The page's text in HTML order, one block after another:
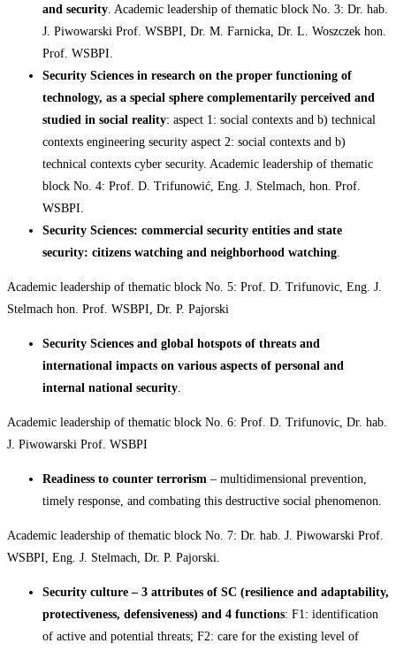
and security. Academic leadership of thematic block No. 3: Dr. hab.
J. Piwowarski Prof. WSBPI, Dr. M. Farnicka, Dr. L. Woszczek hon.
Prof. WSBPI.
Security Sciences in research on the proper functioning of
technology, as a special sphere complementarily perceived and
studied in social reality: aspect 1: social contexts and b) technical
contexts engineering security aspect 2: social contexts and b)
technical contexts cyber security. Academic leadership of thematic
block No. 4: Prof. D. Trifunowić, Eng. J. Stelmach, hon. Prof.
WSBPI.
Security Sciences: commercial security entities and state
security: citizens watching and neighborhood watching.
Academic leadership of thematic block No. 5: Prof. D. Trifunovic, Eng. J.
Stelmach hon. Prof. WSBPI, Dr. P. Pajorski
Security Sciences and global hotspots of threats and
international impacts on various aspects of personal and
internal national security.
Academic leadership of thematic block No. 6: Prof. D. Trifunovic, Dr. hab.
J. Piwowarski Prof. WSBPI
Readiness to counter terrorism – multidimensional prevention,
timely response, and combating this destructive social phenomenon.
Academic leadership of thematic block No. 7: Dr. hab. J. Piwowarski Prof.
WSBPI, Eng. J. Stelmach, Dr. P. Pajorski.
Security culture – 3 attributes of SC (resilience and adaptability,
protectiveness, defensiveness) and 4 functions: F1: identification
of active and potential threats; F2: care for the existing level of